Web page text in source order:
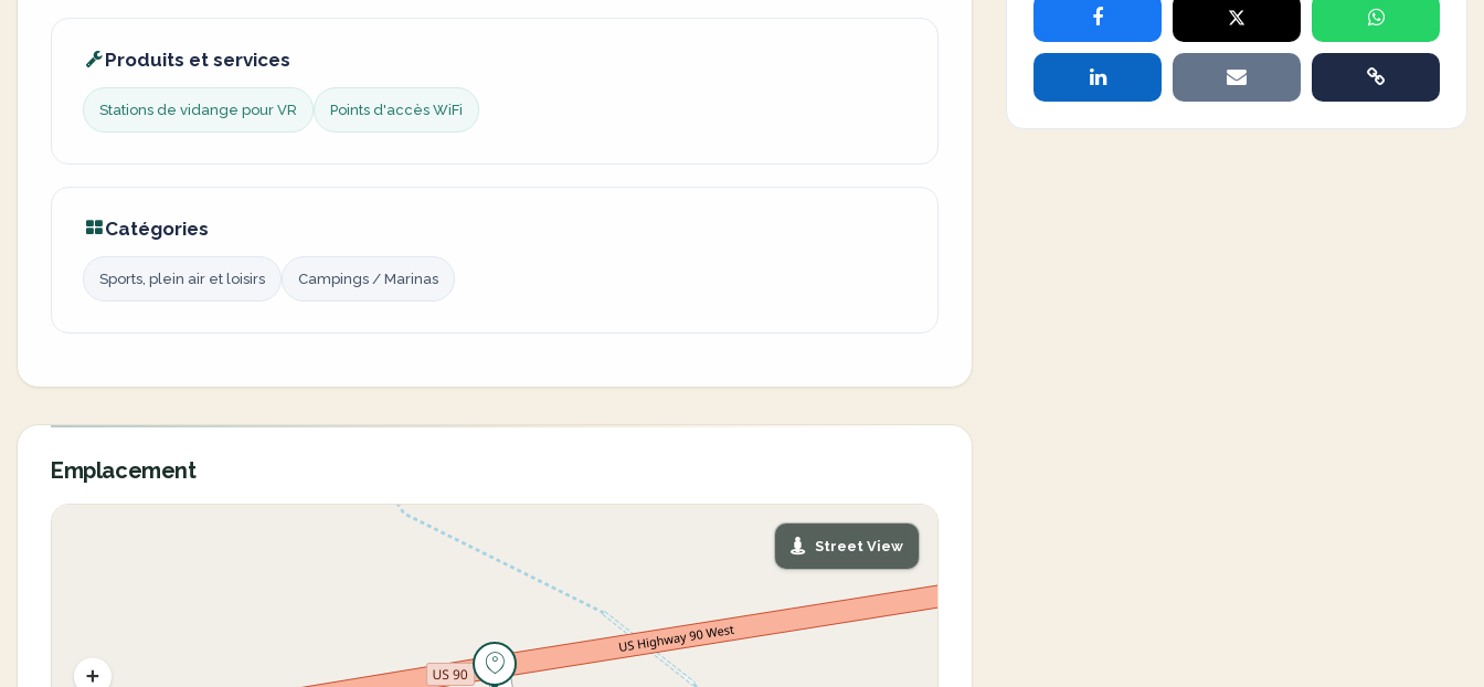
Produits et services
Stations de vidange pour VR Points d'accès WiFi
Catégories
Sports, plein air et loisirs Campings / Marinas
Emplacement
Street View